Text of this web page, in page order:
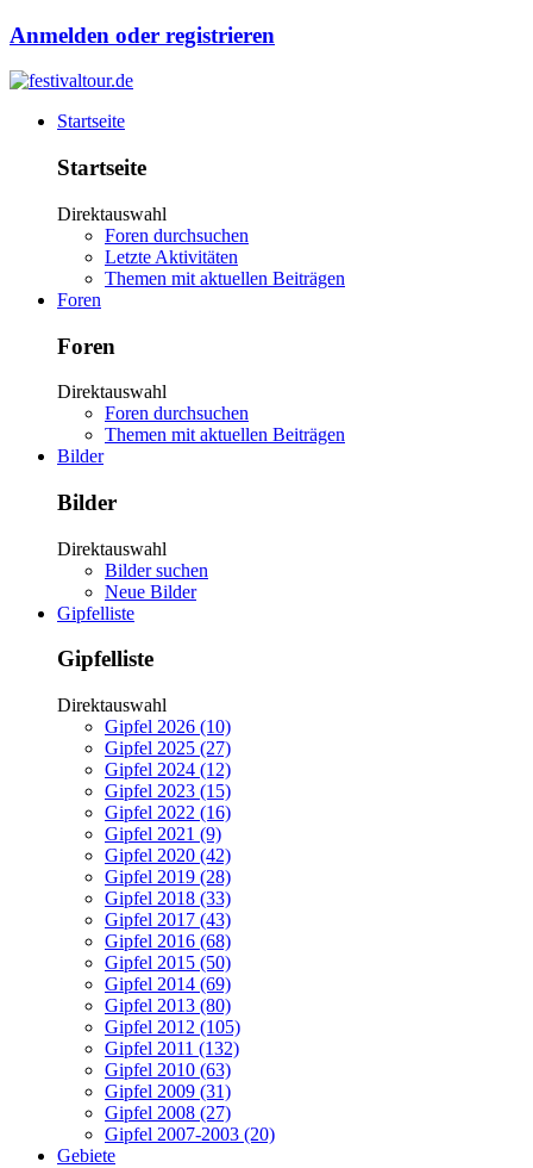
Anmelden oder registrieren
Startseite
Startseite
Direktauswahl
Foren durchsuchen
Letzte Aktivitäten
Themen mit aktuellen Beiträgen
Foren
Foren
Direktauswahl
Foren durchsuchen
Themen mit aktuellen Beiträgen
Bilder
Bilder
Direktauswahl
Bilder suchen
Neue Bilder
Gipfelliste
Gipfelliste
Direktauswahl
Gipfel 2026 (10)
Gipfel 2025 (27)
Gipfel 2024 (12)
Gipfel 2023 (15)
Gipfel 2022 (16)
Gipfel 2021 (9)
Gipfel 2020 (42)
Gipfel 2019 (28)
Gipfel 2018 (33)
Gipfel 2017 (43)
Gipfel 2016 (68)
Gipfel 2015 (50)
Gipfel 2014 (69)
Gipfel 2013 (80)
Gipfel 2012 (105)
Gipfel 2011 (132)
Gipfel 2010 (63)
Gipfel 2009 (31)
Gipfel 2008 (27)
Gipfel 2007-2003 (20)
Gebiete